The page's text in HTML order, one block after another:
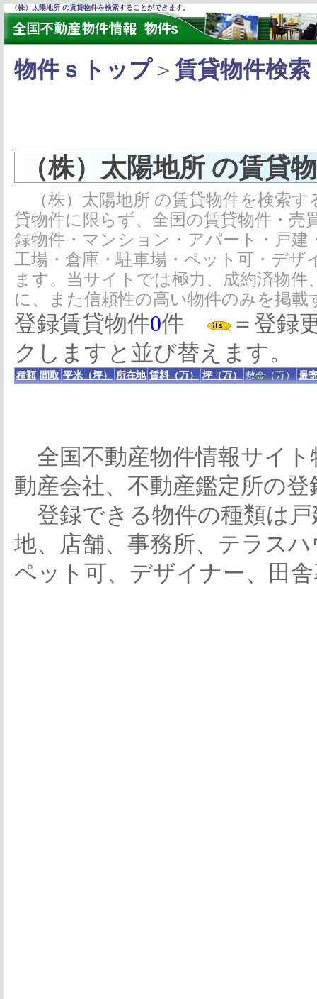
（株）太陽地所 の賃貸物件を検索することができます。
物件ｓトップ＞ 賃貸物件検索
（株）太陽地所 の賃貸
（株）太陽地所 の賃貸物件を検索
貸物件に限らず、全国の賃貸物件・売
録物件・マンション・アパート・戸
工場・倉庫・駐車場・ペット可・デ
ます。当サイトでは極力、成約済物
に、また信頼性の高い物件のみを掲
登録賃貸物件0件
＝登録
クしますと並び替えます。
種類 間取 平米（坪） 所在地 賃料（万） 坪（万） 敷金（万） 最
全国不動産物件情報サイト
動産会社、不動産鑑定所の
登録できる物件の種類は
地、店舗、事務所、テラス
ペット可、デザイナー、田